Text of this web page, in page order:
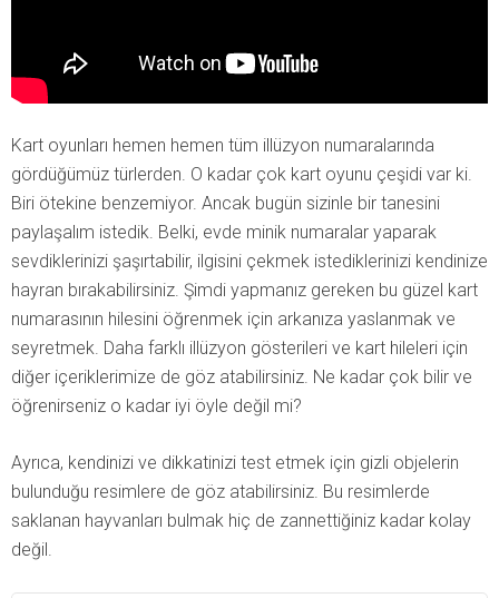
Kart oyunları hemen hemen tüm illüzyon numaralarında
gördüğümüz türlerden. O kadar çok kart oyunu çeşidi var ki.
Biri ötekine benzemiyor. Ancak bugün sizinle bir tanesini
paylaşalım istedik. Belki, evde minik numaralar yaparak
sevdiklerinizi şaşırtabilir, ilgisini çekmek istediklerinizi kendinize
hayran bırakabilirsiniz. Şimdi yapmanız gereken bu güzel kart
numarasının hilesini öğrenmek için arkanıza yaslanmak ve
seyretmek. Daha farklı illüzyon gösterileri ve kart hileleri için
diğer içeriklerimize de göz atabilirsiniz. Ne kadar çok bilir ve
öğrenirseniz o kadar iyi öyle değil mi?
Ayrıca, kendinizi ve dikkatinizi test etmek için gizli objelerin
bulunduğu resimlere de göz atabilirsiniz. Bu resimlerde
saklanan hayvanları bulmak hiç de zannettiğiniz kadar kolay
değil.